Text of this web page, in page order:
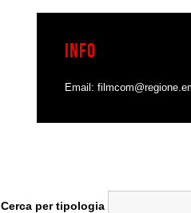
Info
Email:
Cerca per tipologia